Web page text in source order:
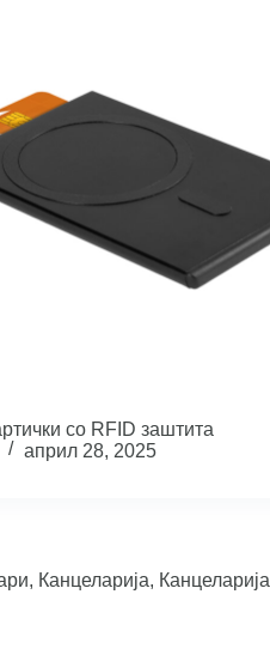
со RFID заштита
април 28, 2025
, Канцеларија, Канцеларија